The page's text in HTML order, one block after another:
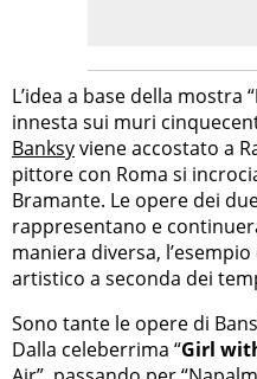
L’idea a base della mostra “
innesta sui muri
Banksyviene accostato a
pittore con Roma si
Bramante. Le opere dei
rappresentano e
maniera diversa,
artistico a seconda dei
Sono tante le opere di
Dalla celeberrima “Girl